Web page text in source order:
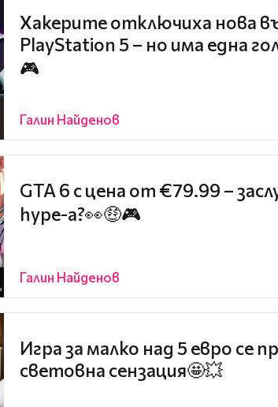
Хакерите отключиха нова
PlayStation 5 – но има една
🎮
Галин Найденов
GTA 6 с цена от €79.99 –
hype-а?👀🤑🎮
Галин Найденов
Игра за малко над 5 евро се
световна сензация🤩💥